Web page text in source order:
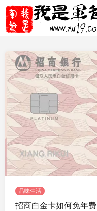
品味生活
招商白金卡如何免年费